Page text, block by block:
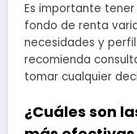
Es importante
fondo de renta
necesidades y
recomienda
tomar cualquier
¿Cuáles son